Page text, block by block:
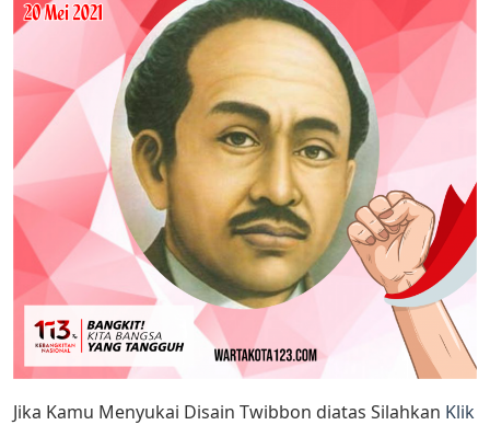
Jika Kamu Menyukai Disain Twibbon diatas Silahkan Klik